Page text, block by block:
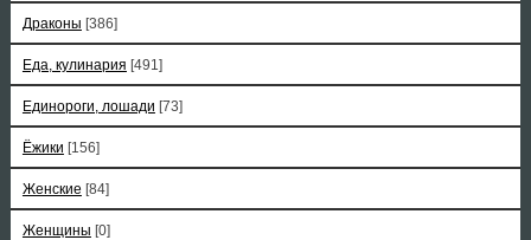
Драконы [386]
Еда, кулинария [491]
Единороги, лошади [73]
Ёжики [156]
Женские [84]
Женщины [0]